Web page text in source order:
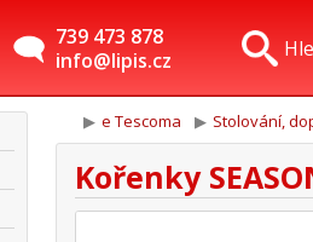
739 473 878
info@lipis.cz
e Tescoma Stolování,
Kořenky